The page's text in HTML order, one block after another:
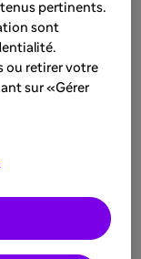
pertinents.
sont
ou retirer votre
sur «Gérer